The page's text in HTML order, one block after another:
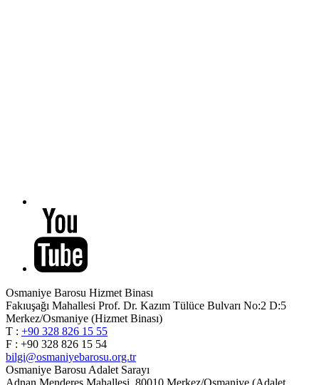
Osmaniye Barosu Hizmet Binası
Fakıuşağı Mahallesi Prof. Dr. Kazım Tülüce Bulvarı No:2 D:5
Merkez/Osmaniye (Hizmet Binası)
T : +90 328 826 15 55
F : +90 328 826 15 54
bilgi@osmaniyebarosu.org.tr
Osmaniye Barosu Adalet Sarayı